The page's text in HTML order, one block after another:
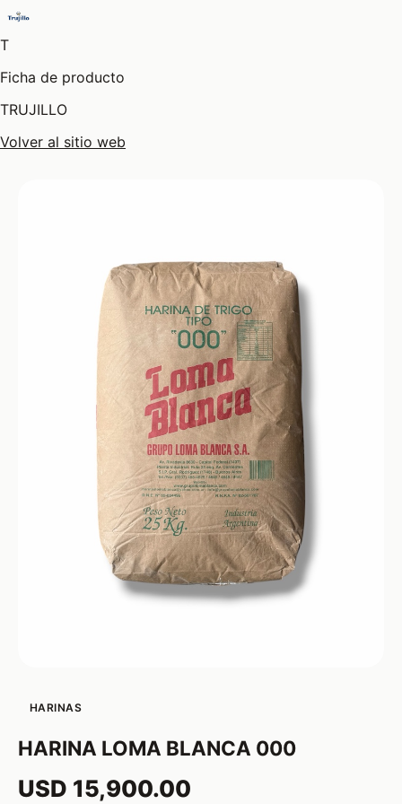
T
Ficha de producto
TRUJILLO
Volver al sitio web
HARINAS
HARINA LOMA BLANCA 000
USD 15,900.00